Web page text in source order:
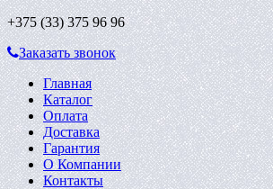
+375 (33)375 96 96
Заказать звонок
Главная
Каталог
Оплата
Доставка
Гарантия
О Компании
Контакты